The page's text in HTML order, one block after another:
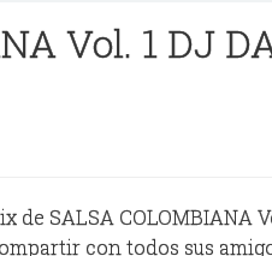
Vol. 1 DJ
de SALSA COLOMBIANA
con todos sus